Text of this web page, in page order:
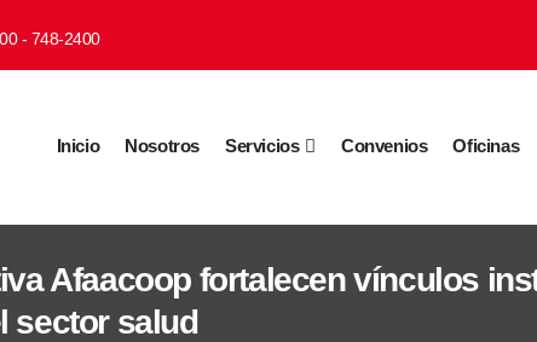
- 748-2400
Inicio Nosotros Servicios Convenios Oficinas
Afaacoop fortalecen vínculos
sector salud